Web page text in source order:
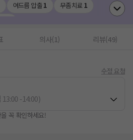
여드름 압출1 무좀치료 1
의사(1) 리뷰(49)
수정 요청
13:00-14:00)
꼭 확인하세요!